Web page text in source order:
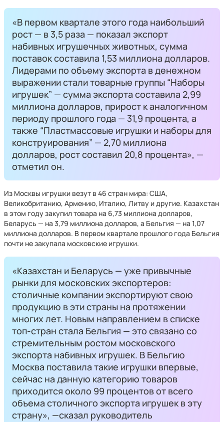
«В первом квартале этого года наибольший
рост — в 3,5 раза — показал экспорт
набивных игрушечных животных, сумма
поставок составила 1,53 миллиона долларов.
Лидерами по объему экспорта в денежном
выражении стали товарные группы “Наборы
игрушек” — сумма экспорта составила 2,99
миллиона долларов, прирост к аналогичном
периоду прошлого года — 31,9 процента, а
также “Пластмассовые игрушки и наборы для
конструирования” — 2,70 миллиона
долларов, рост составил 20,8 процента», —
отметил он.
Из Москвы игрушки везут в 46 стран мира: США,
Великобританию, Армению, Италию, Литву и другие. Казахстан
в этом году закупил товара на 6,73 миллиона долларов,
Беларусь — на 3,79 миллиона долларов, а Бельгия — на 1,07
миллиона долларов. В первом квартале прошлого года Бельгия
почти не закупала московские игрушки.
«Казахстан и Беларусь — уже привычные
рынки для московских экспортеров:
столичные компании экспортируют свою
продукцию в эти страны на протяжении
многих лет. Новым направлением в списке
топ-стран стала Бельгия — это связано со
стремительным ростом московского
экспорта набивных игрушек. В Бельгию
Москва поставила такие игрушки впервые,
сейчас на данную категорию товаров
приходится около 99 процентов от всего
объема столичного экспорта игрушек в эту
страну», —сказал руководитель